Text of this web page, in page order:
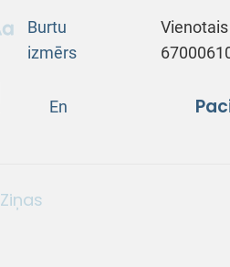
Burtu
izmērs
En
Ziņas